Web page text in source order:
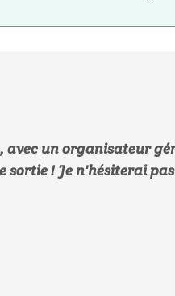
avec un organisateur
sortie ! Je n'hésiterai